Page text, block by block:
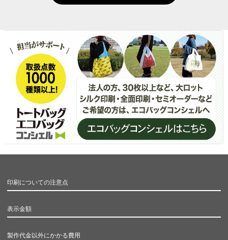
印刷についての注意点
表示金額
製作代金以外にかかる費用